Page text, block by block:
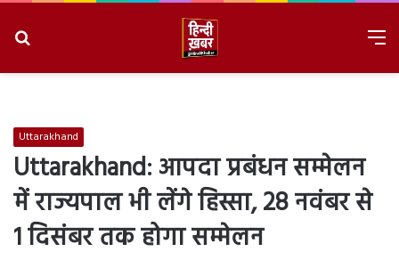
Uttarakhand
Uttarakhand: आपदा प्रबंधन सम्मेलन
में राज्यपाल भी लेंगे हिस्सा, 28 नवंबर से
1 दिसंबर तक होगा सम्मेलन